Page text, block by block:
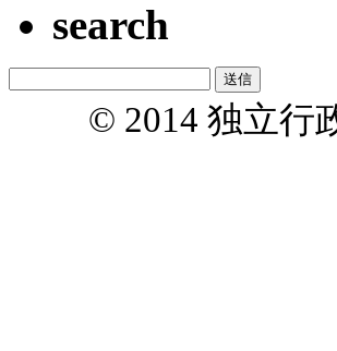
search
© 2014 独立行